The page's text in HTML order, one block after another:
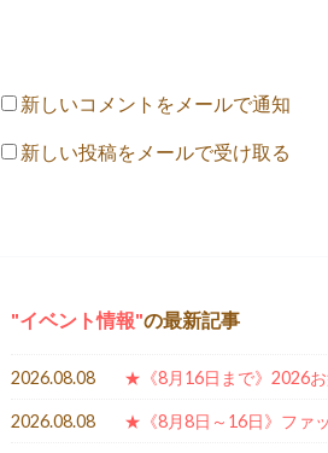
新しいコメントをメールで通知
新しい投稿をメールで受け取る
イベント情報 の最新記事
2026.08.08 ★《8月16日まで》2026
2026.08.08 ★《8月8日～16日》ファ